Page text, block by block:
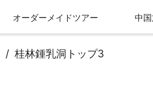
オーダーメイドツアー 中
桂林鍾乳洞トップ3